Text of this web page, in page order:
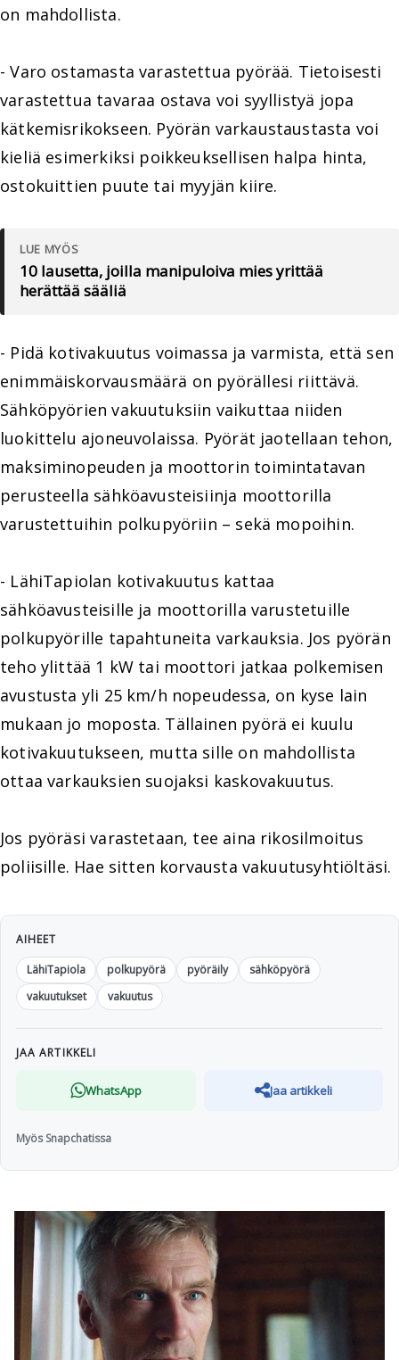
on mahdollista.
- Varo ostamasta varastettua pyörää. Tietoisesti
varastettua tavaraa ostava voi syyllistyä jopa
kätkemisrikokseen. Pyörän varkaustaustasta voi
kieliä esimerkiksi poikkeuksellisen halpa hinta,
ostokuittien puute tai myyjän kiire.
LUE MYÖS
10 lausetta, joilla manipuloiva mies yrittää
herättää sääliä
- Pidä kotivakuutus voimassa ja varmista, että sen
enimmäiskorvausmäärä on pyörällesi riittävä.
Sähköpyörien vakuutuksiin vaikuttaa niiden
luokittelu ajoneuvolaissa. Pyörät jaotellaan tehon,
maksiminopeuden ja moottorin toimintatavan
perusteella sähköavusteisiinja moottorilla
varustettuihin polkupyöriin – sekä mopoihin.
- LähiTapiolan kotivakuutus kattaa
sähköavusteisille ja moottorilla varustetuille
polkupyörille tapahtuneita varkauksia. Jos pyörän
teho ylittää 1 kW tai moottori jatkaa polkemisen
avustusta yli 25 km/h nopeudessa, on kyse lain
mukaan jo moposta. Tällainen pyörä ei kuulu
kotivakuutukseen, mutta sille on mahdollista
ottaa varkauksien suojaksi kaskovakuutus.
Jos pyöräsi varastetaan, tee aina rikosilmoitus
poliisille. Hae sitten korvausta vakuutusyhtiöltäsi.
AIHEET
LähiTapiola
polkupyörä pyöräily
sähköpyörä
vakuutukset
vakuutus
JAA ARTIKKELI
WhatsApp Jaa artikkeli
Myös Snapchatissa